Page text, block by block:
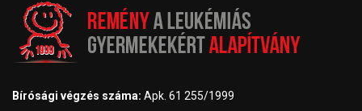
Bírósági végzés száma: Apk. 61 255/1999